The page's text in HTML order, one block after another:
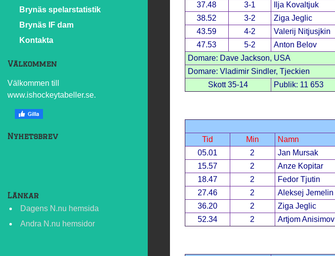
Brynäs spelarstatistik
Brynäs IF dam
Kontakta
Välkommen
Välkommen till
www.ishockeytabeller.se.
Nyhetsbrev
Länkar
Dagens N.nu hemsida
Andra N.nu hemsidor
37.48
3-1 Ilja Kovaltjuk
38.52
3-2 Ziga Jeglic
43.59
4-2 Valerij Nitjusjkin
47.53
5-2 Anton Belov
Domare: Dave Jackson, USA
Domare: Vladimir Sindler, Tjeckien
Skott 35-14
Publik: 11 653
Tid
Min Namn
05.01
2 Jan Mursak
15.57
2 Anze Kopitar
18.47
2 Fedor Tjutin
27.46
2 Aleksej Jemelin
36.20
2 Ziga Jeglic
52.34
2 Artjom Anisimov